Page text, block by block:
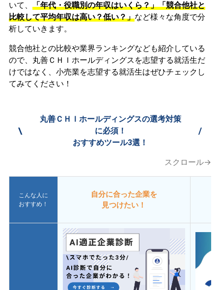
いて、 「年代・役職別の年収はいくら？」「競合他社と
比較して平均年収は高い？低い？」など様々な角度で分
析していきます。
競合他社との比較や業界ランキングなども紹介している
ので、丸善ＣＨＩホールディングスを志望する就活生だ
けではなく、小売業を志望する就活生はぜひチェックし
てみてください！
\
丸善ＣＨＩホールディングスの選考対策
に必須！
おすすめツール3選！
/
スクロール→
こんな人に
おすすめ！
自分に合った企業を
見つけたい！